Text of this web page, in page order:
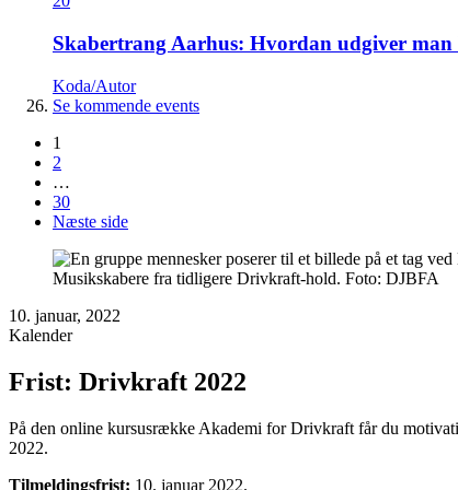
Skabertrang Aarhus: Hvordan udgiver
Koda/Autor
Se kommende events
1
2
…
30
Næste side
Musikskabere fra tidligere Drivkraft-hold. Foto: DJBFA
10. januar, 2022
Kalender
Frist: Drivkraft 2022
På den online kursusrække Akademi for Drivkraft får du
2022.
Tilmeldingsfrist: 10. januar 2022.